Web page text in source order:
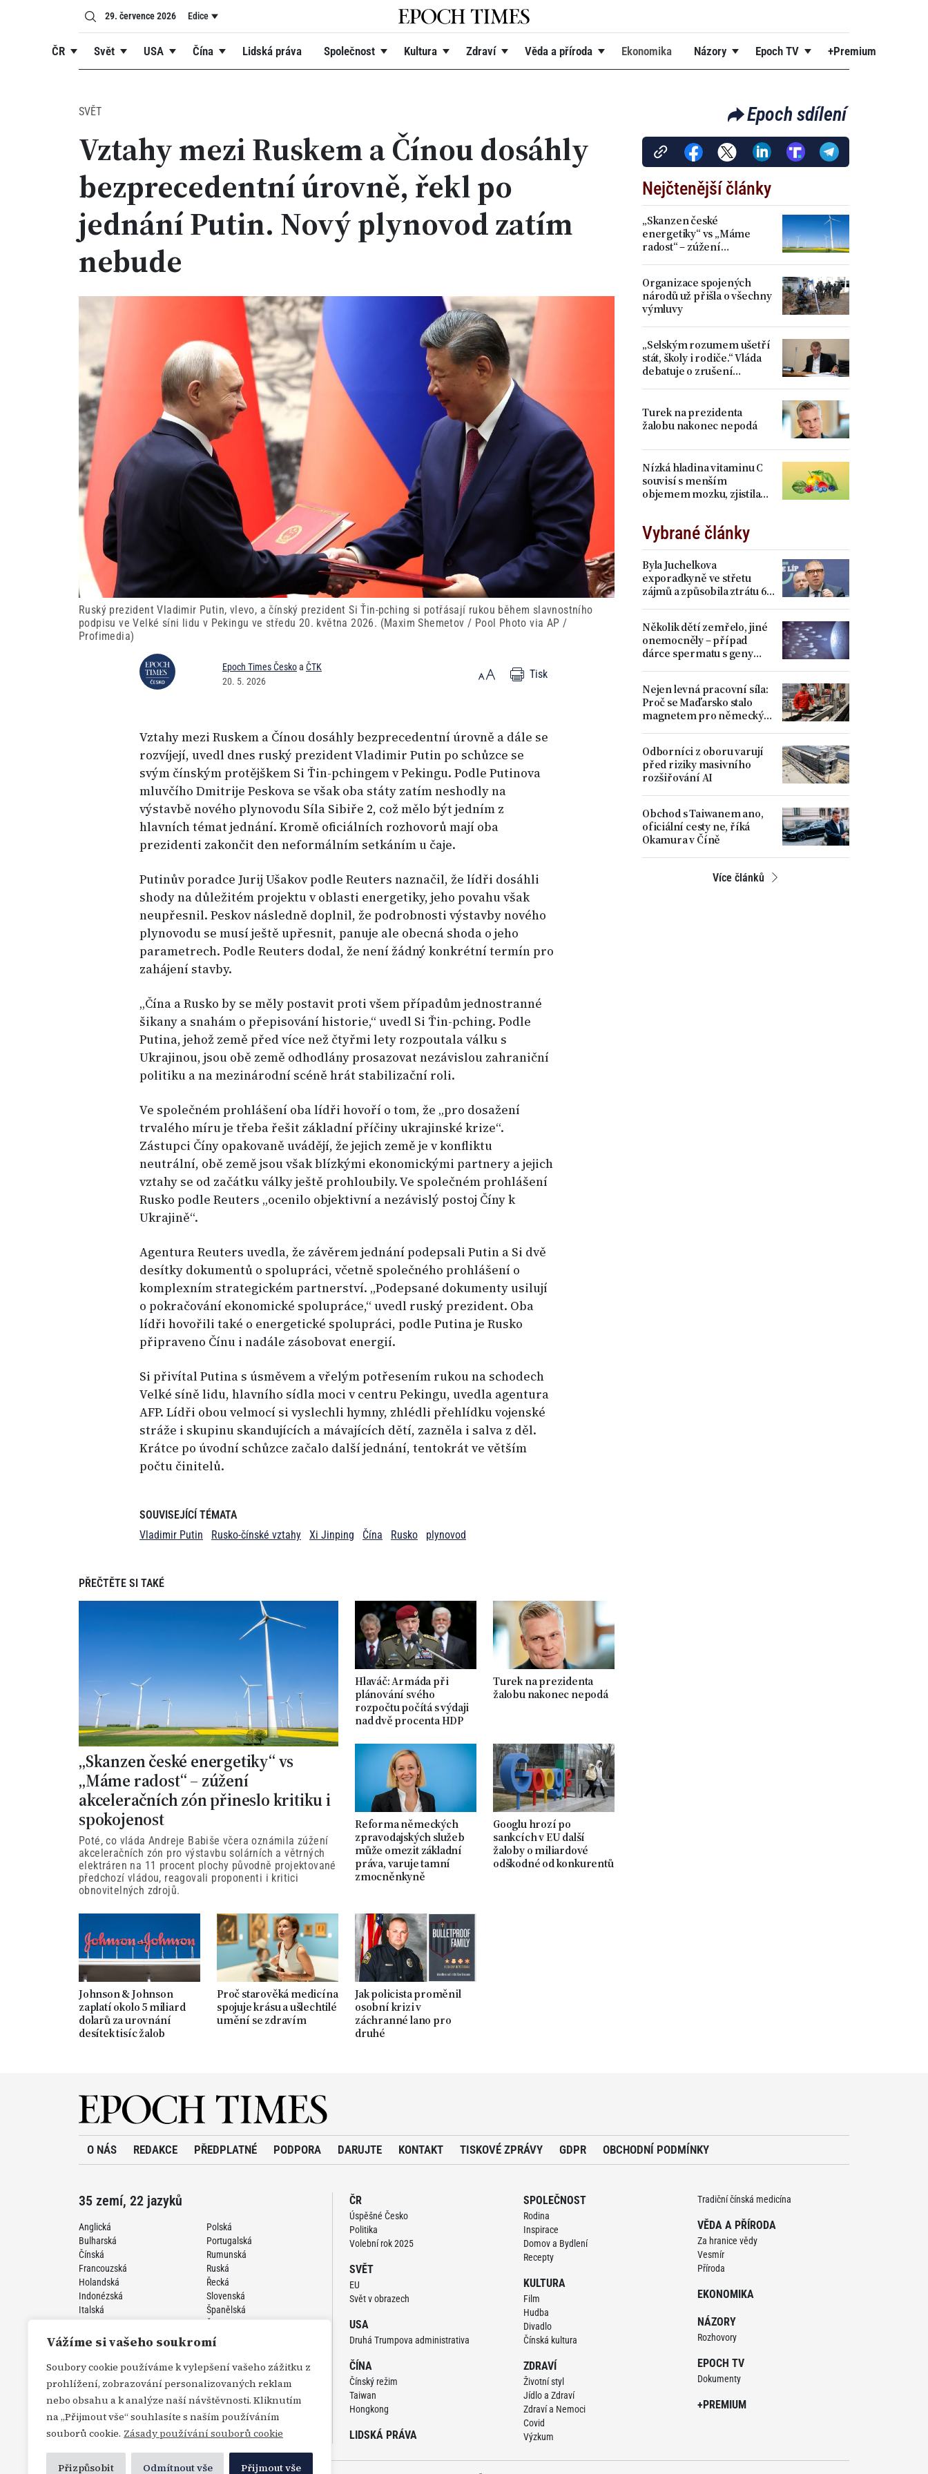
Vážíme si vašeho soukromí
Soubory cookie používáme k vylepšení vašeho zážitku z
prohlížení, zobrazování personalizovaných reklam
nebo obsahu a k analýze naší návštěvnosti. Kliknutím
na „Přijmout vše“ souhlasíte s naším používáním
souborů cookie. Zásady používání souborů cookie
Přizpůsobit Odmítnout vše Přijmout vše
29. července 2026 Edice
ČR Svět USA Čína Lidská práva Společnost Kultura Zdraví Věda a příroda Ekonomika Názory Epoch TV +Premium
SVĚT
Vztahy mezi Ruskem a Čínou dosáhly
bezprecedentní úrovně, řekl po
jednání Putin. Nový plynovod zatím
nebude
Ruský prezident Vladimir Putin, vlevo, a čínský prezident Si Ťin-pching si potřásají rukou během slavnostního
podpisu ve Velké síni lidu v Pekingu ve středu 20. května 2026. (Maxim Shemetov / Pool Photo via AP /
Profimedia)
Epoch Times Českoa ČTK
20. 5. 2026
Tisk
Vztahy mezi Ruskem a Čínou dosáhly bezprecedentní úrovně a dále se
rozvíjejí, uvedl dnes ruský prezident Vladimir Putin po schůzce se
svým čínským protějškem Si Ťin-pchingem v Pekingu. Podle Putinova
mluvčího Dmitrije Peskova se však oba státy zatím neshodly na
výstavbě nového plynovodu Síla Sibiře 2, což mělo být jedním z
hlavních témat jednání. Kromě oficiálních rozhovorů mají oba
prezidenti zakončit den neformálním setkáním u čaje.
Putinův poradce Jurij Ušakov podle Reuters naznačil, že lídři dosáhli
shody na důležitém projektu v oblasti energetiky, jeho povahu však
neupřesnil. Peskov následně doplnil, že podrobnosti výstavby nového
plynovodu se musí ještě upřesnit, panuje ale obecná shoda o jeho
parametrech. Podle Reuters dodal, že není žádný konkrétní termín pro
zahájení stavby.
„Čína a Rusko by se měly postavit proti všem případům jednostranné
šikany a snahám o přepisování historie,“ uvedl Si Ťin-pching. Podle
Putina, jehož země před více než čtyřmi lety rozpoutala válku s
Ukrajinou, jsou obě země odhodlány prosazovat nezávislou zahraniční
politiku a na mezinárodní scéně hrát stabilizační roli.
Ve společném prohlášení oba lídři hovoří o tom, že „pro dosažení
trvalého míru je třeba řešit základní příčiny ukrajinské krize“.
Zástupci Číny opakovaně uvádějí, že jejich země je v konfliktu
neutrální, obě země jsou však blízkými ekonomickými partnery a jejich
vztahy se od začátku války ještě prohloubily. Ve společném prohlášení
Rusko podle Reuters „ocenilo objektivní a nezávislý postoj Číny k
Ukrajině“.
Agentura Reuters uvedla, že závěrem jednání podepsali Putin a Si dvě
desítky dokumentů o spolupráci, včetně společného prohlášení o
komplexním strategickém partnerství. „Podepsané dokumenty usilují
o pokračování ekonomické spolupráce,“ uvedl ruský prezident. Oba
lídři hovořili také o energetické spolupráci, podle Putina je Rusko
připraveno Čínu i nadále zásobovat energií.
Si přivítal Putina s úsměvem a vřelým potřesením rukou na schodech
Velké síně lidu, hlavního sídla moci v centru Pekingu, uvedla agentura
AFP. Lídři obou velmocí si vyslechli hymny, zhlédli přehlídku vojenské
stráže i skupinu skandujících a mávajících dětí, zazněla i salva z děl.
Krátce po úvodní schůzce začalo další jednání, tentokrát ve větším
počtu činitelů.
SOUVISEJÍCÍ TÉMATA
Vladimir Putin
Rusko-čínské vztahy Xi Jinping Čína Rusko plynovod
PŘEČTĚTE SI TAKÉ
„Skanzen české energetiky“ vs
„Máme radost“ – zúžení
akceleračních zón přineslo kritiku i
spokojenost
Poté, co vláda Andreje Babiše včera oznámila zúžení
akceleračních zón pro výstavbu solárních a větrných
elektráren na 11 procent plochy původně projektované
předchozí vládou, reagovali proponenti i kritici
obnovitelných zdrojů.
Hlaváč: Armáda při
plánování svého
rozpočtu počítá s výdaji
nad dvě procenta HDP
Turek na prezidenta
žalobu nakonec nepodá
Reforma německých
zpravodajských služeb
může omezit základní
práva, varuje tamní
zmocněnkyně
Googlu hrozí po
sankcích v EU další
žaloby o miliardové
odškodné od konkurentů
Johnson & Johnson
zaplatí okolo 5 miliard
dolarů za urovnání
desítek tisíc žalob
Proč starověká medicína
spojuje krásu a ušlechtilé
umění se zdravím
Jak policista proměnil
osobní krizi v
záchranné lano pro
druhé
Epoch sdílení
Nejčtenější články
„Skanzen české
energetiky“ vs „Máme
radost“ – zúžení
Organizace spojených
národů už přišla o všechny
výmluvy
„Selským rozumem ušetří
stát, školy i rodiče.“ Vláda
debatuje o zrušení
Turek na prezidenta
žalobu nakonec nepodá
Nízká hladina vitaminu C
souvisí s menším
objemem mozku, zjistila
Vybrané články
Byla Juchelkova
exporadkyně ve střetu
zájmů a způsobila ztrátu 64
ministr
Několik dětí zemřelo, jiné
onemocněly – případ
dárce spermatu s geny
Nejen levná pracovní síla:
Proč se Maďarsko stalo
magnetem pro německý
Odborníci z oboru varují
před riziky masivního
rozšiřování AI
Obchod s Taiwanem ano,
oficiální cesty ne, říká
Okamura v Číně
Více článků
O NÁS REDAKCE PŘEDPLATNÉ PODPORA DARUJTE KONTAKT TISKOVÉ ZPRÁVY GDPR OBCHODNÍ PODMÍNKY
35 zemí, 22 jazyků
Anglická
Bulharská
Čínská
Francouzská
Holandská
Indonézská
Italská
Korejská
Perzská
Polská
Portugalská
Rumunská
Ruská
Řecká
Slovenská
Španělská
Turecká
Vietnamská
ČR
Úspěšné Česko
Politika
Volební rok 2025
SVĚT
EU
Svět v obrazech
USA
Druhá Trumpova administrativa
ČÍNA
Čínský režim
Taiwan
Hongkong
LIDSKÁ PRÁVA
SPOLEČNOST
Rodina
Inspirace
Domov a Bydlení
Recepty
KULTURA
Film
Hudba
Divadlo
Čínská kultura
ZDRAVÍ
Životní styl
Jídlo a Zdraví
Zdraví a Nemoci
Covid
Výzkum
Tradiční čínská medicína
VĚDA A PŘÍRODA
Za hranice vědy
Vesmír
Příroda
EKONOMIKA
NÁZORY
Rozhovory
EPOCH TV
Dokumenty
+PREMIUM